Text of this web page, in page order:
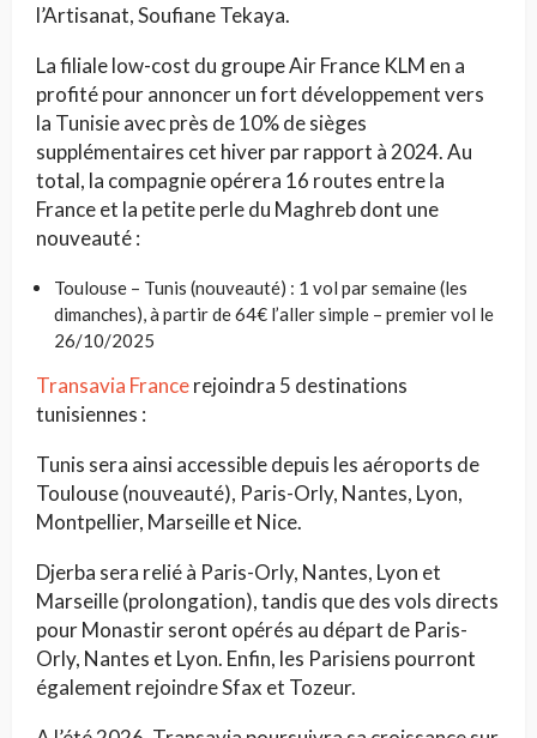
l’Artisanat, Soufiane Tekaya.
La filiale low-cost du groupe Air France KLM en a
profité pour annoncer un fort développement vers
la Tunisie avec près de 10% de sièges
supplémentaires cet hiver par rapport à 2024. Au
total, la compagnie opérera 16 routes entre la
France et la petite perle du Maghreb dont une
nouveauté :
Toulouse – Tunis (nouveauté) : 1 vol par semaine (les
dimanches), à partir de 64€ l’aller simple – premier vol le
26/10/2025
Transavia Francerejoindra 5 destinations
tunisiennes :
Tunis sera ainsi accessible depuis les aéroports de
Toulouse (nouveauté), Paris-Orly, Nantes, Lyon,
Montpellier, Marseille et Nice.
Djerba sera relié à Paris-Orly, Nantes, Lyon et
Marseille (prolongation), tandis que des vols directs
pour Monastir seront opérés au départ de Paris-
Orly, Nantes et Lyon. Enfin, les Parisiens pourront
également rejoindre Sfax et Tozeur.